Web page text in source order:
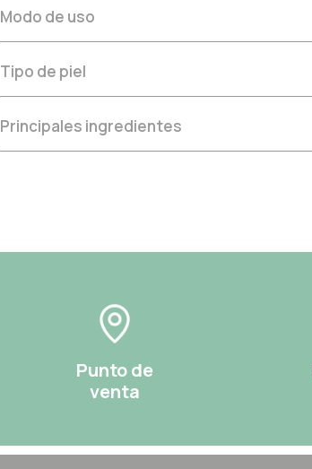
Modo de uso
Tipo de piel
Principales ingredientes
Punto de
venta